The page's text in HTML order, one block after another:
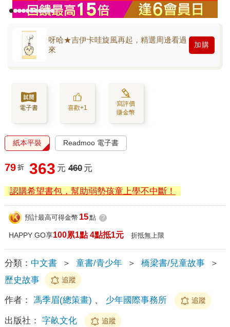
呀哈★吉伊卡哇旋風再起，精選周邊看過
來
加購
電子書 喜歡+1
寫評價
賺金幣
紙本平裝 Readmoo 電子書
79 折 363 元 460 元
認購希望書包，幫助弱勢孩童上學不中斷！
預計最高可得金幣 15點 ?
HAPPY GO享100累1點 4點抵1元 折抵無上限
分類： 中文書 ＞ 童書/青少年 ＞ 橋梁書/兒童故事
＞
歷史故事
追蹤
作者： 馮季眉(總策畫) 、 少年國際事務所 追蹤
出版社： 字畝文化 追蹤